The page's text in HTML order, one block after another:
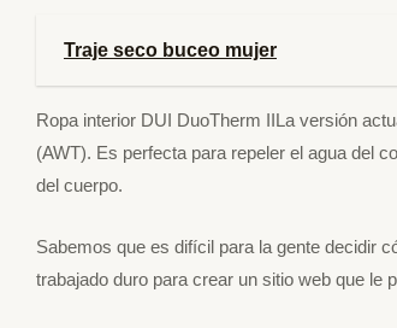
Traje seco buceo mujer
Ropa interior DUI DuoTherm IILa versión
(AWT). Es perfecta para repeler el agua del
del cuerpo.
Sabemos que es difícil para la gente decidir
trabajado duro para crear un sitio web que le